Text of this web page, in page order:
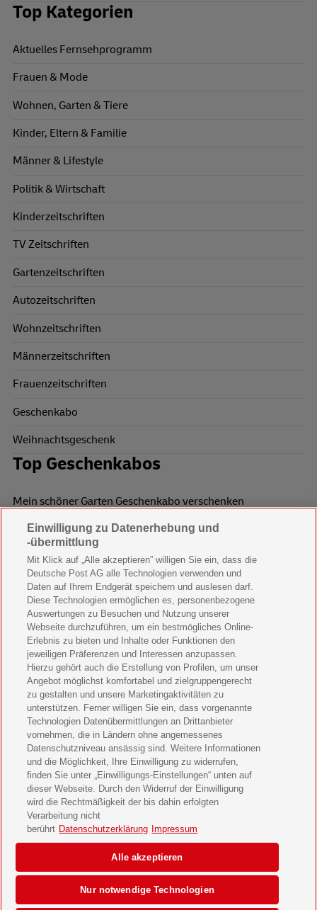
Top Kategorien
Aktuelles Fernsehprogramm
Frauen & Mode
Wohnen, Garten & Tiere
Kinder, Eltern & Familie
Männer & Lifestyle
Politik & Wirtschaft
Kinderzeitschriften
TV Zeitschriften
Gartenzeitschriften
Autozeitschriften
Wohnzeitschriften
Männerzeitschriften
Frauenzeitschriften
Geschenkabo
Weihnachtsgeschenk
Top Geschenkabos
Mein schöner Garten Geschenkabo verschenken
Wohnen & Garten Geschenkabo verschenken
Mein schönes Land Geschenkabo verschenken
Bild der Frau Geschenkabo verschenken
11 Freunde Geschenkabo verschenken
LEGO Ninjago Magazin Geschenkabo verschenken
Brigitte Geschenkabo verschenken
GEOlino Geschenkabo verschenken
Stern Crime Geschenkabo verschenken
Welt der Wunder Geschenkabo verschenken
GEO Geschenkabo verschenken
Datenschutz & Cookies
Einwilligungs-Einstellungen
Barrierefreiheit
Einwilligung zu Datenerhebung und
-übermittlung
Mit Klick auf „Alle akzeptieren” willigen Sie ein, dass die
Deutsche Post AG alle Technologien verwenden und
Daten auf Ihrem Endgerät speichern und auslesen darf.
Diese Technologien ermöglichen es, personenbezogene
Auswertungen zu Besuchen und Nutzung unserer
Webseite durchzuführen, um ein bestmögliches Online-
Erlebnis zu bieten und Inhalte oder Funktionen den
jeweiligen Präferenzen und Interessen anzupassen.
Hierzu gehört auch die Erstellung von Profilen, um unser
Angebot möglichst komfortabel und zielgruppengerecht
zu gestalten und unsere Marketingaktivitäten zu
unterstützen. Ferner willigen Sie ein, dass vorgenannte
Technologien Datenübermittlungen an Drittanbieter
vornehmen, die in Ländern ohne angemessenes
Datenschutzniveau ansässig sind. Weitere Informationen
und die Möglichkeit, Ihre Einwilligung zu widerrufen,
finden Sie unter „Einwilligungs-Einstellungen“ unten auf
dieser Webseite. Durch den Widerruf der Einwilligung
wird die Rechtmäßigkeit der bis dahin erfolgten
Verarbeitung nicht
berührt Datenschutzerklärung Impressum
Nur notwendige Technologien
Alle akzeptieren